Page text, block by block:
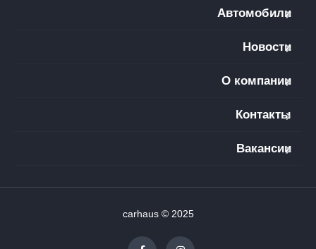
Автомобили
Новости
О компании
Контакты
Вакансии
carhaus © 2025